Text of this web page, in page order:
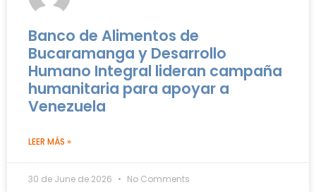
Banco de Alimentos de
Bucaramanga y Desarrollo
Humano Integral lideran campaña
humanitaria para apoyar a
Venezuela
LEER MÁS »
30 de June de 2026 No Comments